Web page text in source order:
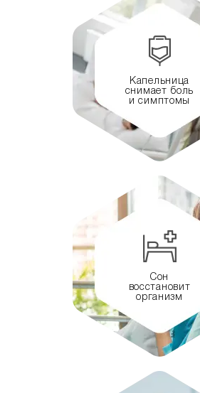
Капельница
снимает боль
и симптомы
Сон
восстановит
организм